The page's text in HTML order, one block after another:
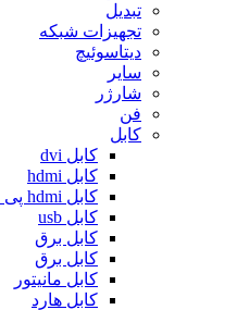
تبدیل
تجهیزات شبکه
دیتاسوئیچ
سایر
شارژر
فن
کابل
کابل dvi
کابل hdmi
کابل hdmi پی نت گلد
کابل usb
کابل برق
کابل برق
کابل مانیتور
کابل هارد